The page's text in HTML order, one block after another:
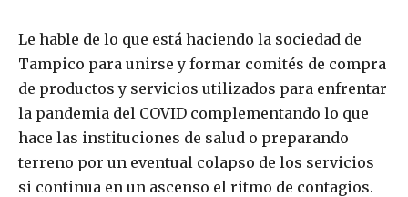
Le hable de lo que está haciendo la sociedad de
Tampico para unirse y formar comités de compra
de productos y servicios utilizados para enfrentar
la pandemia del COVID complementando lo que
hace las instituciones de salud o preparando
terreno por un eventual colapso de los servicios
si continua en un ascenso el ritmo de contagios.